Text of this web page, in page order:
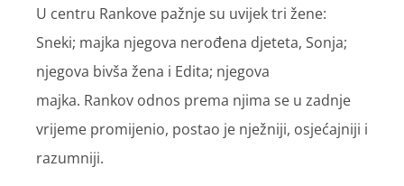
U centru Rankove pažnje su uvijek tri žene:
Sneki; majka njegova nerođena djeteta, Sonja;
njegova bivša žena i Edita; njegova
majka. Rankov odnos prema njima se u zadnje
vrijeme promijenio, postao je nježniji, osjećajniji i
razumniji.